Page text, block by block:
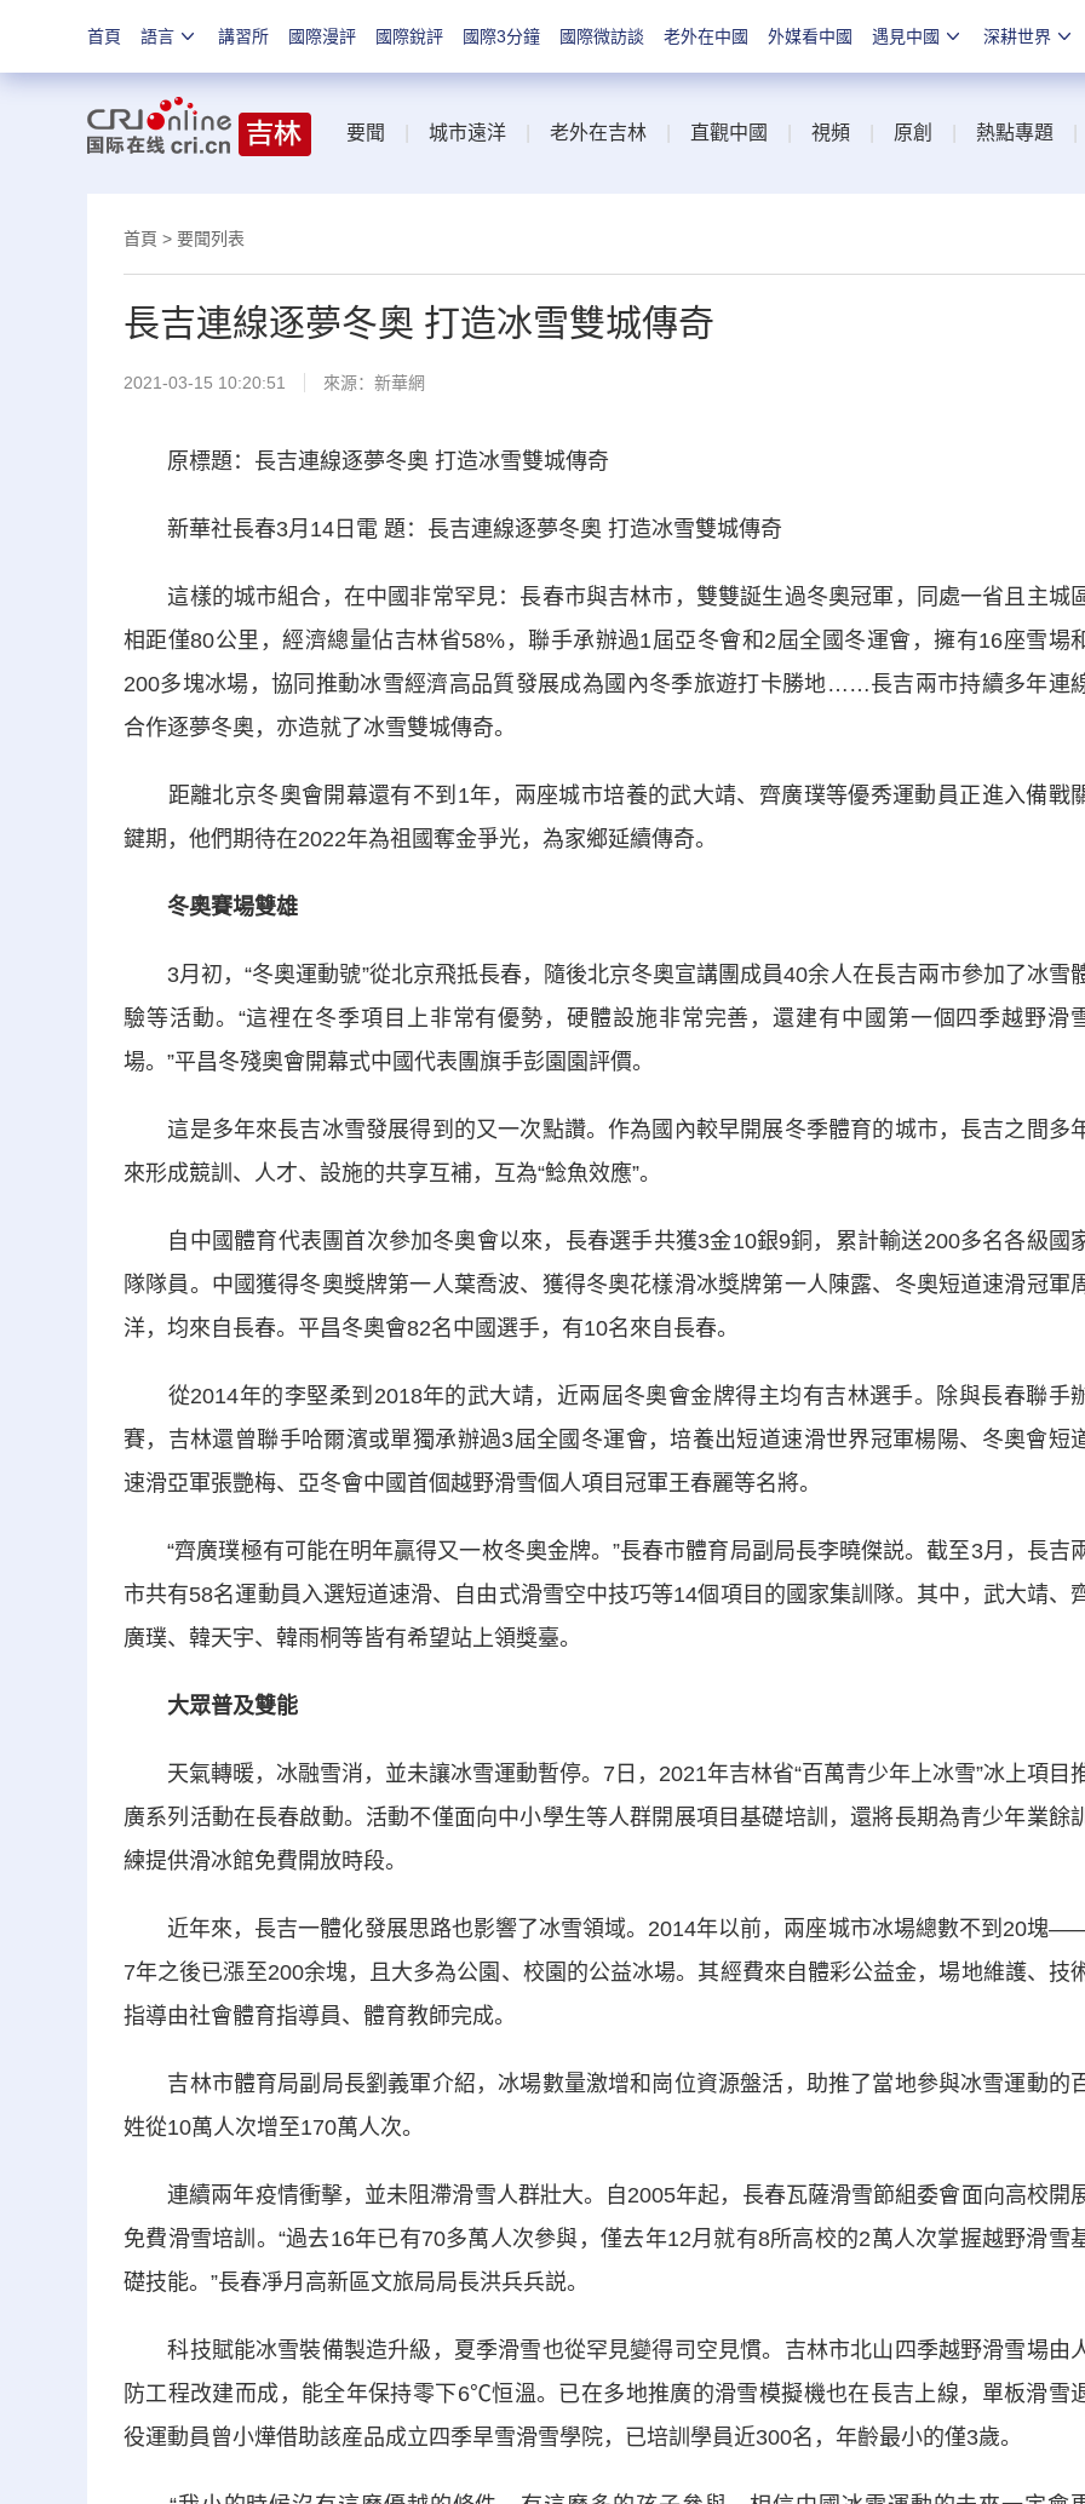
首頁 語言 講習所 國際漫評 國際銳評 國際3分鐘 國際微訪談 老外在中國 外媒看中國 遇見中國 深耕世界
要聞 城市遠洋 老外在吉林 直觀中國 視頻 原創 熱點專題
首頁 > 要聞列表
長吉連線逐夢冬奧 打造冰雪雙城傳奇
2021-03-15 10:20:51 來源： 新華網
原標題：長吉連線逐夢冬奧 打造冰雪雙城傳奇
新華社長春3月14日電 題：長吉連線逐夢冬奧 打造冰雪雙城傳奇
這樣的城市組合，在中國非常罕見：長春市與吉林市，雙雙誕生過冬奧冠軍，同處一省且主城
相距僅80公里，經濟總量佔吉林省58%，聯手承辦過1屆亞冬會和2屆全國冬運會，擁有16座雪場
200多塊冰場，協同推動冰雪經濟高品質發展成為國內冬季旅遊打卡勝地……長吉兩市持續多年連
合作逐夢冬奧，亦造就了冰雪雙城傳奇。
距離北京冬奧會開幕還有不到1年，兩座城市培養的武大靖、齊廣璞等優秀運動員正進入備戰
鍵期，他們期待在2022年為祖國奪金爭光，為家鄉延續傳奇。
冬奧賽場雙雄
3月初，“冬奧運動號”從北京飛抵長春，隨後北京冬奧宣講團成員40余人在長吉兩市參加了冰雪
驗等活動。“這裡在冬季項目上非常有優勢，硬體設施非常完善，還建有中國第一個四季越野滑
場。”平昌冬殘奧會開幕式中國代表團旗手彭園園評價。
這是多年來長吉冰雪發展得到的又一次點讚。作為國內較早開展冬季體育的城市，長吉之間多
來形成競訓、人才、設施的共享互補，互為“鯰魚效應”。
自中國體育代表團首次參加冬奧會以來，長春選手共獲3金10銀9銅，累計輸送200多名各級國
隊隊員。中國獲得冬奧獎牌第一人葉喬波、獲得冬奧花樣滑冰獎牌第一人陳露、冬奧短道速滑冠軍
洋，均來自長春。平昌冬奧會82名中國選手，有10名來自長春。
從2014年的李堅柔到2018年的武大靖，近兩屆冬奧會金牌得主均有吉林選手。除與長春聯手
賽，吉林還曾聯手哈爾濱或單獨承辦過3屆全國冬運會，培養出短道速滑世界冠軍楊陽、冬奧會短
速滑亞軍張艷梅、亞冬會中國首個越野滑雪個人項目冠軍王春麗等名將。
“齊廣璞極有可能在明年贏得又一枚冬奧金牌。”長春市體育局副局長李曉傑説。截至3月，長吉
市共有58名運動員入選短道速滑、自由式滑雪空中技巧等14個項目的國家集訓隊。其中，武大靖、
廣璞、韓天宇、韓雨桐等皆有希望站上領獎臺。
大眾普及雙能
天氣轉暖，冰融雪消，並未讓冰雪運動暫停。7日，2021年吉林省“百萬青少年上冰雪”冰上項目
廣系列活動在長春啟動。活動不僅面向中小學生等人群開展項目基礎培訓，還將長期為青少年業餘
練提供滑冰館免費開放時段。
近年來，長吉一體化發展思路也影響了冰雪領域。2014年以前，兩座城市冰場總數不到20塊
7年之後已漲至200余塊，且大多為公園、校園的公益冰場。其經費來自體彩公益金，場地維護、技
指導由社會體育指導員、體育教師完成。
吉林市體育局副局長劉義軍介紹，冰場數量激增和崗位資源盤活，助推了當地參與冰雪運動的
姓從10萬人次增至170萬人次。
連續兩年疫情衝擊，並未阻滯滑雪人群壯大。自2005年起，長春瓦薩滑雪節組委會面向高校開
免費滑雪培訓。“過去16年已有70多萬人次參與，僅去年12月就有8所高校的2萬人次掌握越野滑雪
礎技能。”長春凈月高新區文旅局局長洪兵兵説。
科技賦能冰雪裝備製造升級，夏季滑雪也從罕見變得司空見慣。吉林市北山四季越野滑雪場由
防工程改建而成，能全年保持零下6℃恒溫。已在多地推廣的滑雪模擬機也在長吉上線，單板滑雪
役運動員曾小燁借助該産品成立四季旱雪滑雪學院，已培訓學員近300名，年齡最小的僅3歲。